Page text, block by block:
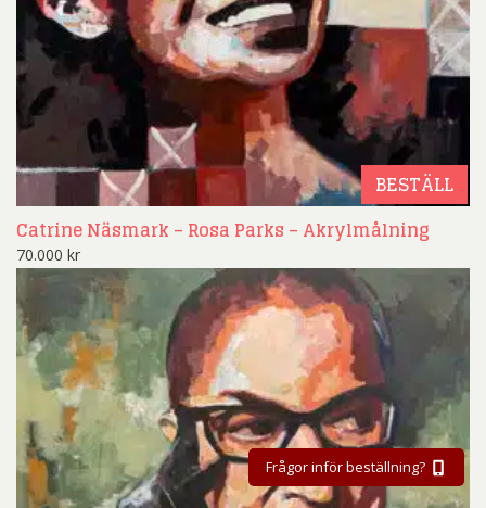
BESTÄLL
Catrine Näsmark – Rosa Parks – Akrylmålning
70.000 kr
Frågor inför beställning?